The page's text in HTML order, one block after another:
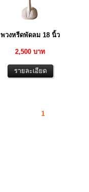
พวงหรีดพัดลม 18 นิ้ว
2,500 บาท
1